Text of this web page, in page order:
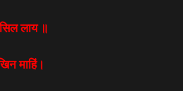
लाय ॥
माहिं।